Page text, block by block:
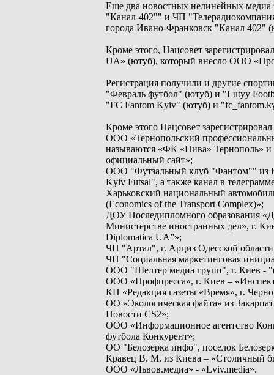
Еще два новостных нелинейных медиа
"Канал-402"" и ЧП
города Ивано-Франковск "Канал 402"
Кроме этого, Нацсовет
UA» (ютуб), который внесло ООО
Регистрация получили и другие
"Февраль футбол" (ютуб) и "Lutyy
"FC Fantom Kyiv" (ютуб) и
Кроме этого Нацсовет
ООО «Тернопольский
называются «ФК «Нива» Тернополь»
официальный сайт»;
ООО "Футзальный клуб "Фантом"" из
Kyiv Futsal", а также канал в
Харьковский национальный
(Eсonomics of the Transport Complex)»;
ДОУ Последипломного образования
Министерстве иностранных дел», г.
Diplomatica UA”»;
ЧП "Артал", г. Арциз Одесской
ЧП "Социальная маркетинговая
ООО "Шелтер медиа групп", г. Киев -
ООО «Профпресса», г. Киев –
КП «Редакция газеты «Время», г.
ОО «Экологическая файта» из
Новости CS2»;
ООО «Информационное агентство
футбола Конкурент»;
ОО "Белозерка инфо", поселок
Кравец В. М. из Киева – «Столичный
ООО «Львов.медиа» - «Lviv.media».